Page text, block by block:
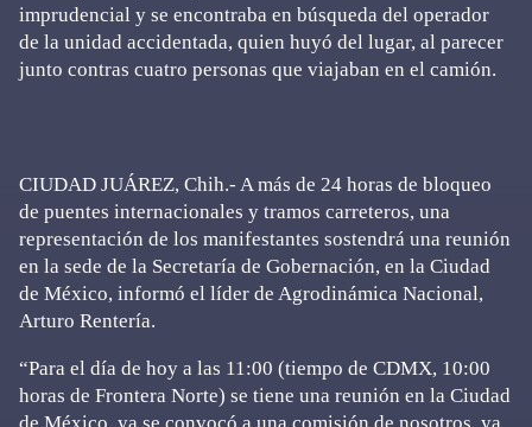
imprudencial y se encontraba en búsqueda del operador
de la unidad accidentada, quien huyó del lugar, al parecer
junto contras cuatro personas que viajaban en el camión.
CIUDAD JUÁREZ, Chih.- A más de 24 horas de bloqueo
de puentes internacionales y tramos carreteros, una
representación de los manifestantes sostendrá una reunión
en la sede de la Secretaría de Gobernación, en la Ciudad
de México, informó el líder de Agrodinámica Nacional,
Arturo Rentería.
“Para el día de hoy a las 11:00 (tiempo de CDMX, 10:00
horas de Frontera Norte) se tiene una reunión en la Ciudad